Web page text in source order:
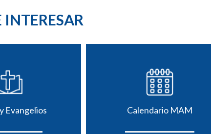
INTERESAR
Evangelios Calendario MAM